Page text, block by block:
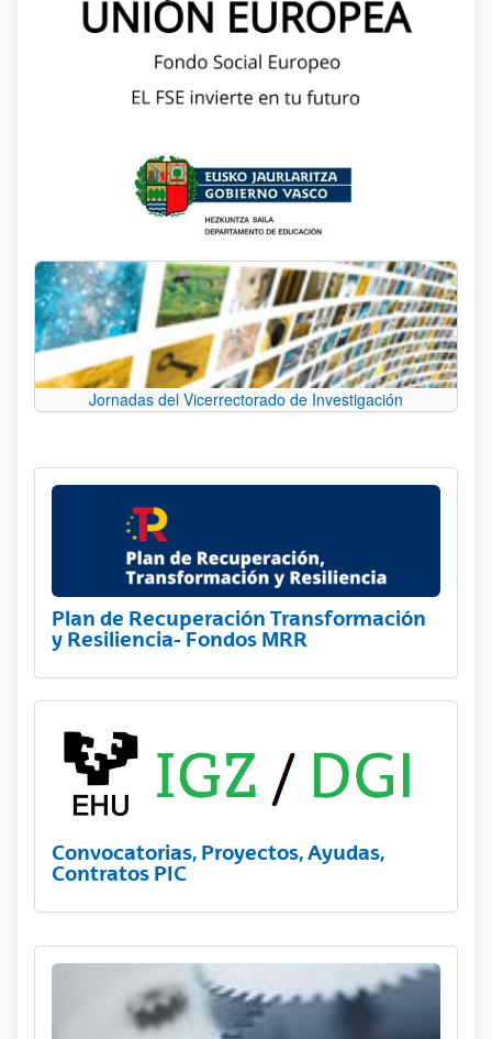
Jornadas del Vicerrectorado de Investigación
Plan de Recuperación Transformación
y Resiliencia- Fondos MRR
Convocatorias, Proyectos, Ayudas,
Contratos PIC